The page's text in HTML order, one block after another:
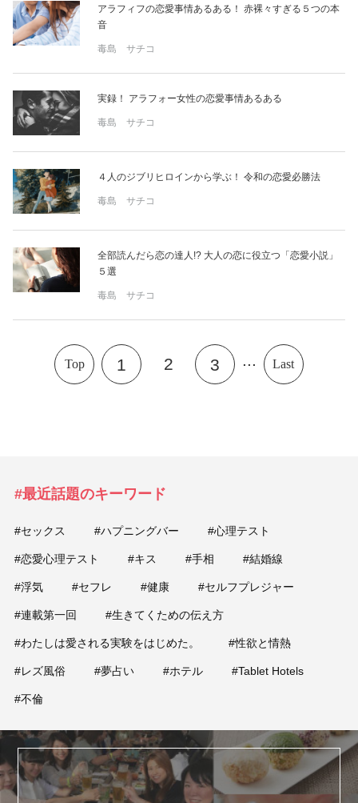
アラフィフの恋愛事情あるある！ 赤裸々すぎる５つの本
音
毒島 サチコ
実録！ アラフォー女性の恋愛事情あるある
毒島 サチコ
４人のジブリヒロインから学ぶ！ 令和の恋愛必勝法
毒島 サチコ
全部読んだら恋の達人!? 大人の恋に役立つ「恋愛小説」
５選
毒島 サチコ
Top 1 2 3 ... Last
#最近話題のキーワード
#セックス #ハプニングバー #心理テスト
#恋愛心理テスト #キス #手相 #結婚線
#浮気 #セフレ #健康 #セルフプレジャー
#連載第一回 #生きてくための伝え方
#わたしは愛される実験をはじめた。 #性欲と情熱
#レズ風俗 #夢占い #ホテル #Tablet Hotels
#不倫